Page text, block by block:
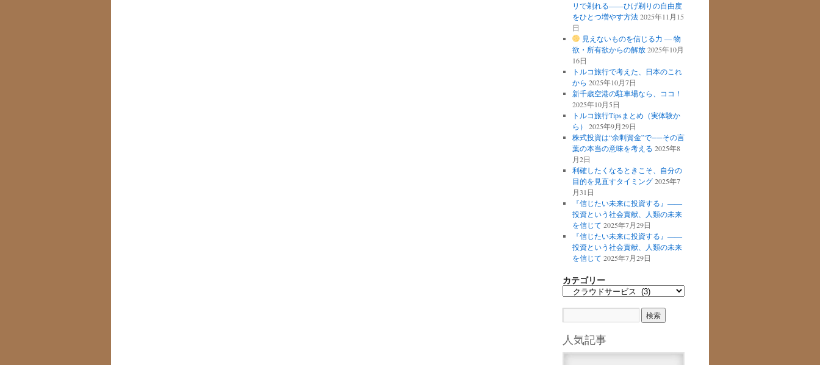
リで剃れる——ひげ剃りの自由度
をひとつ増やす方法 2025年11月15
日
見えないものを信じる力 ― 物
欲・所有欲からの解放 2025年10月
16日
トルコ旅行で考えた、日本のこれ
から 2025年10月7日
新千歳空港の駐車場なら、ココ！
2025年10月5日
トルコ旅行Tipsまとめ（実体験か
ら）
2025年9月29日
株式投資は“余剰資金”で──その言
葉の本当の意味を考える 2025年8
月2日
利確したくなるときこそ、自分の
目的を見直すタイミング 2025年7
月31日
『信じたい未来に投資する』――
投資という社会貢献、人類の未来
を信じて 2025年7月29日
『信じたい未来に投資する』――
投資という社会貢献、人類の未来
を信じて 2025年7月29日
カテゴリー
リ
ー
人気記事